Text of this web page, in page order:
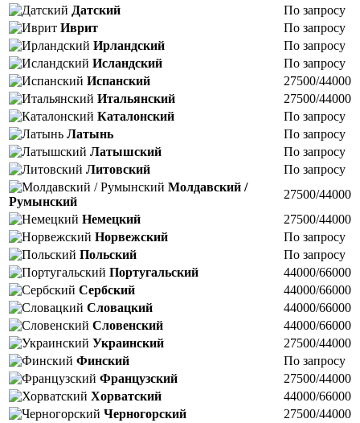
Датский
По запросу
Иврит
По запросу
Ирландский
По запросу
Исландский
По запросу
Испанский
27500/44000
Итальянский
27500/44000
Каталонский
По запросу
Латынь
По запросу
Латышский
По запросу
Литовский
По запросу
Молдавский /
Румынский
27500/44000
Немецкий
27500/44000
Норвежский
По запросу
Польский
По запросу
Португальский
44000/66000
Сербский
44000/66000
Словацкий
44000/66000
Словенский
44000/66000
Украинский
27500/44000
Финский
По запросу
Французский
27500/44000
Хорватский
44000/66000
Черногорский
27500/44000